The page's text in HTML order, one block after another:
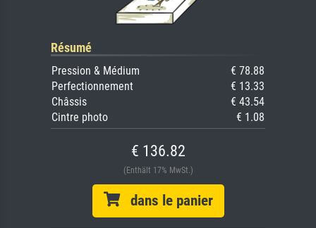
Résumé
Pression & Médium
€ 78.88
Perfectionnement
€ 13.33
Châssis
€ 43.54
Cintre photo
€ 1.08
€ 136.82
(Enthält 17% MwSt.)
dans le panier